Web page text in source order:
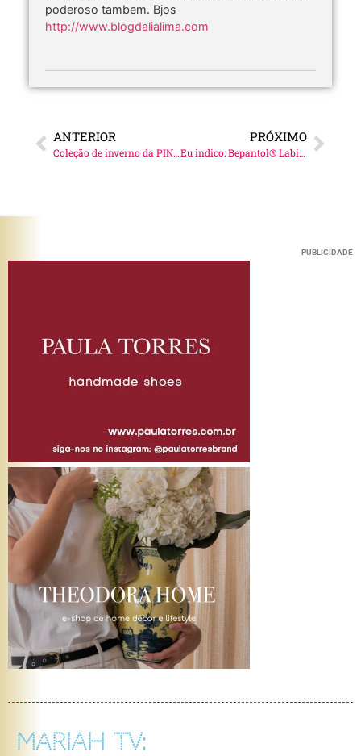
poderoso tambem. Bjos
http://www.blogdalialima.com
ANTERIOR
Coleção de inverno da PINNI!
PRÓXIMO
Eu indico: Bepantol® Labial!
PUBLICIDADE
MARIAH TV: